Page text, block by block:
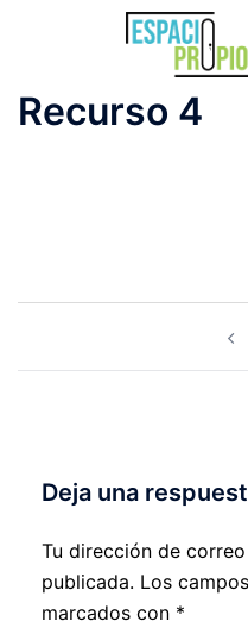
Recurso 4
Deja una
Tu dirección de
publicada. Los
marcados con *